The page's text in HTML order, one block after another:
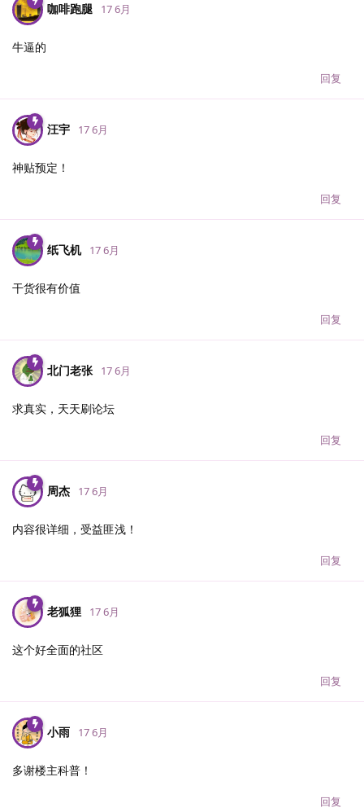
咖啡跑腿 17 6月
牛逼的
回复
汪宇 17 6月
神贴预定！
回复
纸飞机 17 6月
干货很有价值
回复
北门老张 17 6月
求真实，天天刷论坛
回复
周杰 17 6月
内容很详细，受益匪浅！
回复
老狐狸 17 6月
这个好全面的社区
回复
小雨 17 6月
多谢楼主科普！
回复